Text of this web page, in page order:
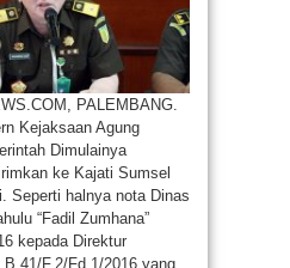
PALEMBANG.
Kejaksaan Agung
Dimulainya
ke Kajati Sumsel
Seperti halnya nota Dinas
“Fadil Zumhana”
kepada Direktur
F.2/Fd.1/2016 yang